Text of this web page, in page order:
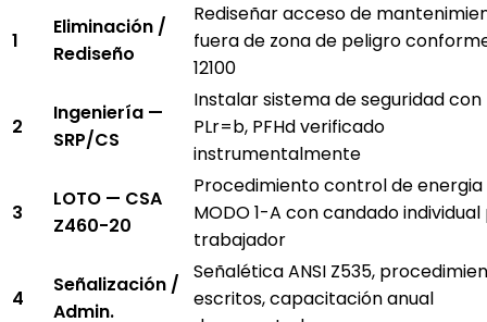
1
Eliminación /
Rediseño
Rediseñar acceso de
fuera de zona de peligro
12100
2
Ingeniería —
SRP/CS
Instalar sistema de seguridad con
PLr=b, PFHd verificado
instrumentalmente
3
LOTO — CSA
Z460-20
Procedimiento control de energia
MODO 1-A con candado
trabajador
4
Señalización /
Admin.
Señalética ANSI Z535,
escritos, capacitación anual